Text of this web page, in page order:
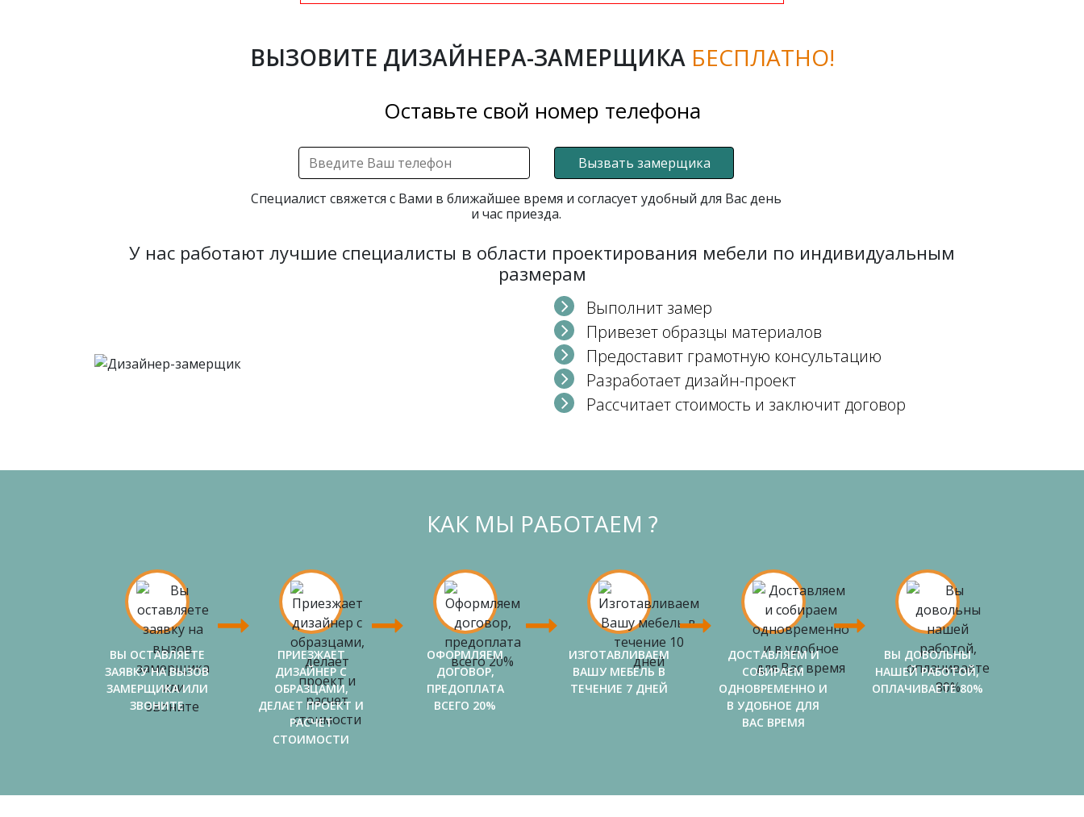
ВЫЗОВИТЕ ДИЗАЙНЕРА-ЗАМЕРЩИКА БЕСПЛАТНО!
Оставьте свой номер телефона
Вызвать замерщика
Специалист свяжется с Вами в ближайшее время и согласует удобный для Вас день
и час приезда.
У нас работают лучшие специалисты в области проектирования мебели по индивидуальным
размерам
Выполнит замер
Привезет образцы материалов
Предоставит грамотную консультацию
Разработает дизайн-проект
Рассчитает стоимость и заключит договор
КАК МЫ РАБОТАЕМ ?
ВЫ ОСТАВЛЯЕТЕ
ЗАЯВКУ НА ВЫЗОВ
ЗАМЕРЩИКА ИЛИ
ЗВОНИТЕ
ПРИЕЗЖАЕТ
ДИЗАЙНЕР С
ОБРАЗЦАМИ,
ДЕЛАЕТ ПРОЕКТ И
РАСЧЕТ
СТОИМОСТИ
ОФОРМЛЯЕМ
ДОГОВОР,
ПРЕДОПЛАТА
ВСЕГО 20%
ИЗГОТАВЛИВАЕМ
ВАШУ МЕБЕЛЬ В
ТЕЧЕНИЕ 7 ДНЕЙ
ДОСТАВЛЯЕМ И
СОБИРАЕМ
ОДНОВРЕМЕННО И
В УДОБНОЕ ДЛЯ
ВАС ВРЕМЯ
ВЫ ДОВОЛЬНЫ
НАШЕЙ РАБОТОЙ,
ОПЛАЧИВАЕТЕ 80%